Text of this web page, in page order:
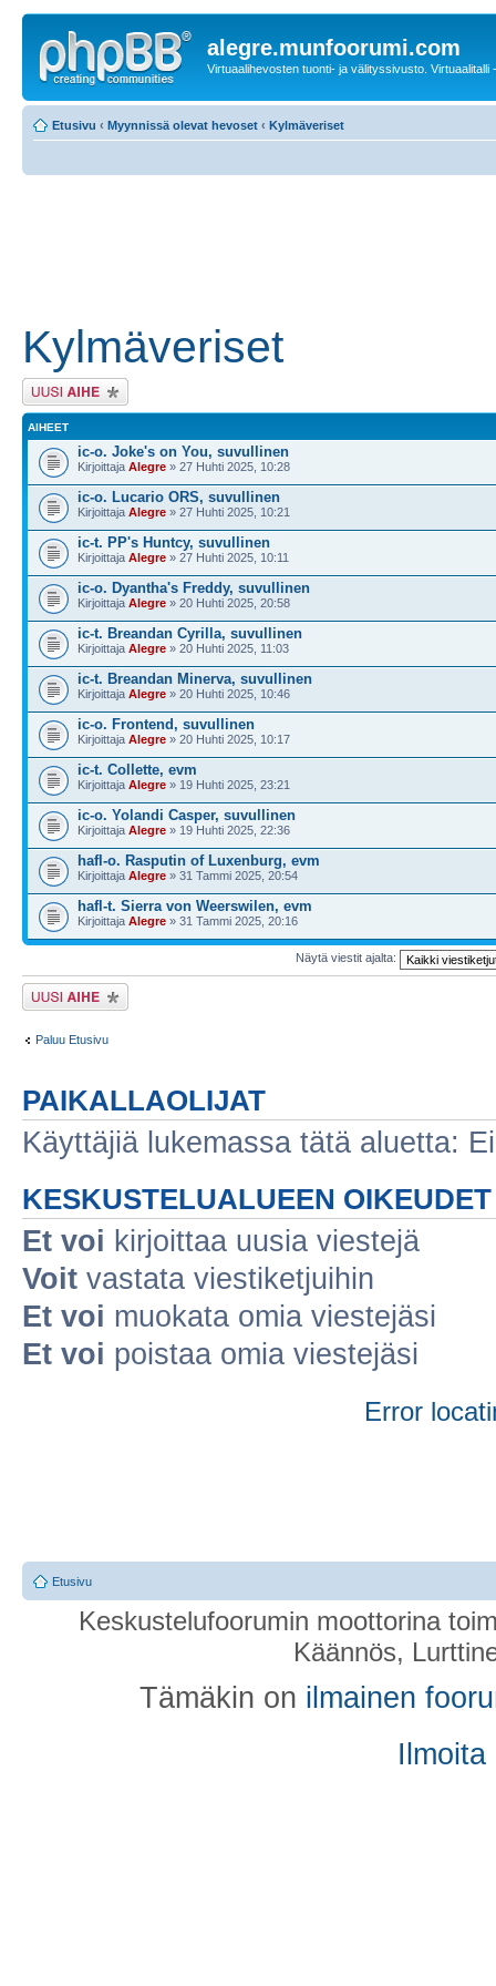
alegre.munfoorumi.com
Virtuaalihevosten tuonti- ja välityssivusto. Virtuaalitalli
Etusivu ‹ Myynnissä olevat hevoset ‹ Kylmäveriset
Kylmäveriset
Lähetä uusi viesti
AIHEET
ic-o. Joke's on You, suvullinen
Kirjoittaja Alegre » 27 Huhti 2025, 10:28
ic-o. Lucario ORS, suvullinen
Kirjoittaja Alegre » 27 Huhti 2025, 10:21
ic-t. PP's Huntcy, suvullinen
Kirjoittaja Alegre » 27 Huhti 2025, 10:11
ic-o. Dyantha's Freddy, suvullinen
Kirjoittaja Alegre » 20 Huhti 2025, 20:58
ic-t. Breandan Cyrilla, suvullinen
Kirjoittaja Alegre » 20 Huhti 2025, 11:03
ic-t. Breandan Minerva, suvullinen
Kirjoittaja Alegre » 20 Huhti 2025, 10:46
ic-o. Frontend, suvullinen
Kirjoittaja Alegre » 20 Huhti 2025, 10:17
ic-t. Collette, evm
Kirjoittaja Alegre » 19 Huhti 2025, 23:21
ic-o. Yolandi Casper, suvullinen
Kirjoittaja Alegre » 19 Huhti 2025, 22:36
hafl-o. Rasputin of Luxenburg, evm
Kirjoittaja Alegre » 31 Tammi 2025, 20:54
hafl-t. Sierra von Weerswilen, evm
Kirjoittaja Alegre » 31 Tammi 2025, 20:16
Näytä viestit ajalta:
Lähetä uusi viesti
Paluu Etusivu
PAIKALLAOLIJAT
Käyttäjiä lukemassa tätä aluetta:
KESKUSTELUALUEEN OIKEUDET
Et voi kirjoittaa uusia viestejä
Voit vastata viestiketjuihin
Et voi muokata omia viestejäsi
Et voi poistaa omia viestejäsi
Error
Etusivu
Keskustelufoorumin moottorina
Käännös,
Tämäkin on ilmainen